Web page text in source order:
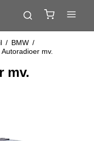
/ BMW /
Autoradioer mv.
mv.